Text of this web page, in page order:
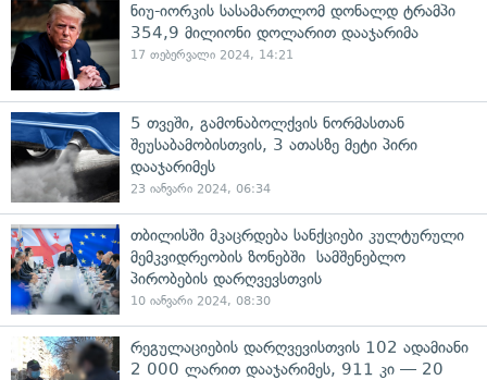
ნიუ-იორკის სასამართლომ დონალდ ტრამპი
354,9 მილიონი დოლარით დააჯარიმა
17 თებერვალი 2024, 14:21
5 თვეში, გამონაბოლქვის ნორმასთან
შეუსაბამობისთვის, 3 ათასზე მეტი პირი
დააჯარიმეს
23 იანვარი 2024, 06:34
თბილისში მკაცრდება სანქციები კულტურული
მემკვიდრეობის ზონებში სამშენებლო
პირობების დარღვევსთვის
10 იანვარი 2024, 08:30
რეგულაციების დარღვევისთვის 102 ადამიანი
2 000 ლარით დააჯარიმეს, 911 კი — 20